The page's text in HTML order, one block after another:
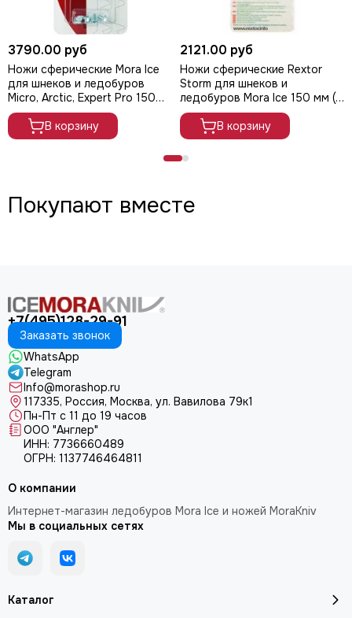
3790.00 руб
Ножи сферические Mora Ice
для шнеков и ледобуров
Micro, Arctic, Expert Pro 150
мм (с болтами для
крепления), арт. 20587
В корзину
2121.00 руб
Ножи сферические Rextor
Storm для шнеков и
ледобуров Mora Ice 150 мм (с
болтами для крепления), арт.
RES-B-150В корзину
Покупают вместе
+7(495)128-29-91
Заказать звонок
WhatsApp
Telegram
Info@morashop.ru
117335, Россия, Москва, ул. Вавилова 79к1
Пн-Пт с 11 до 19 часов
ООО "Англер"
ИНН: 7736660489
ОГРН: 1137746464811
Каталог
О компании
Интернет-магазин ледобуров Mora Ice и ножей MoraKniv
Мы в социальных сетях